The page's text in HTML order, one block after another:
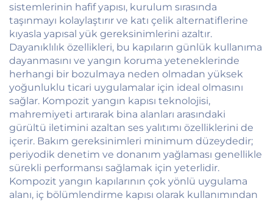
sistemlerinin hafif yapısı, kurulum sırasında
taşınmayı kolaylaştırır ve katı çelik alternatiflerine
kıyasla yapısal yük gereksinimlerini azaltır.
Dayanıklılık özellikleri, bu kapıların günlük kullanıma
dayanmasını ve yangın koruma yeteneklerinde
herhangi bir bozulmaya neden olmadan yüksek
yoğunluklu ticari uygulamalar için ideal olmasını
sağlar. Kompozit yangın kapısı teknolojisi,
mahremiyeti artırarak bina alanları arasındaki
gürültü iletimini azaltan ses yalıtımı özelliklerini de
içerir. Bakım gereksinimleri minimum düzeydedir;
periyodik denetim ve donanım yağlaması genellikle
sürekli performansı sağlamak için yeterlidir.
Kompozit yangın kapılarının çok yönlü uygulama
alanı, iç bölümlendirme kapısı olarak kullanımından